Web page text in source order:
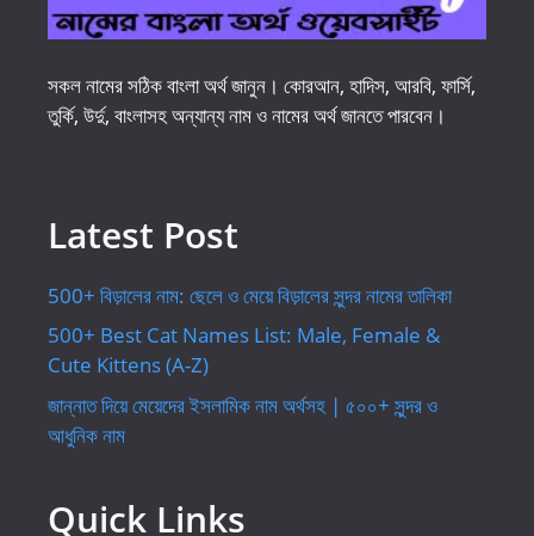
সকল নামের সঠিক বাংলা অর্থ জানুন। কোরআন, হাদিস, আরবি, ফার্সি,
তুর্কি, উর্দু, বাংলাসহ অন্যান্য নাম ও নামের অর্থ জানতে পারবেন।
Latest Post
500+ বিড়ালের নাম: ছেলে ও মেয়ে বিড়ালের সুন্দর নামের তালিকা
500+ Best Cat Names List: Male, Female &
Cute Kittens (A-Z)
জান্নাত দিয়ে মেয়েদের ইসলামিক নাম অর্থসহ | ৫০০+ সুন্দর ও
আধুনিক নাম
Quick Links